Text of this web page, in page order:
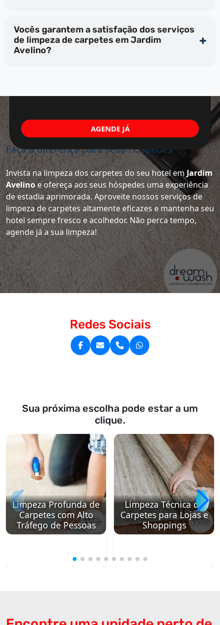
Vocês garantem a satisfação dos serviços
de limpeza de carpetes em Jardim
Avelino?
Faça a diferença para seus hóspedes
Invista na limpeza dos carpetes do seu hotel em Jardim
Avelinoe ofereça aos seus hóspedes uma experiência
de estadia aprimorada. Aproveite nossos serviços de
limpeza de carpetes altamente eficazes e mantenha seu
hotel sempre fresco e acolhedor. Não perca tempo,
agende já a sua limpeza!
AGENDE JÁ
Redes Sociais
Sua próxima escolha pode estar a um
clique.
Limpeza Profunda de
Carpetes com Alto
Tráfego de Pessoas
Limpeza Técnica de
Carpetes para Lojas e
Shoppings